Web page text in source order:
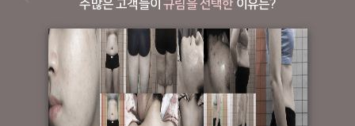
수많은 고객들이규림을 선택한 이유는?